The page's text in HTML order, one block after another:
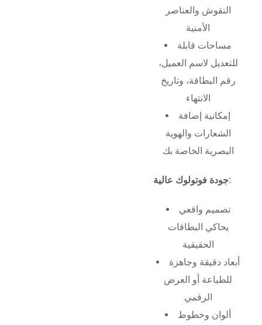
النقوش والعناصر
الأمنية
مساحات قابلة
للتعديل لاسم العميل،
رقم البطاقة، وتاريخ
الانتهاء
إمكانية إضافة
الشعارات والهوية
البصرية الخاصة بك
جودة فوتولوك عالية:
تصميم واقعي
يحاكي البطاقات
الحقيقية
أبعاد دقيقة وجاهزة
للطباعة أو العرض
الرقمي
ألوان وخطوط